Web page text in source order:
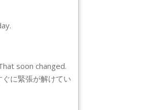
soon changed.
に緊張が解けてい